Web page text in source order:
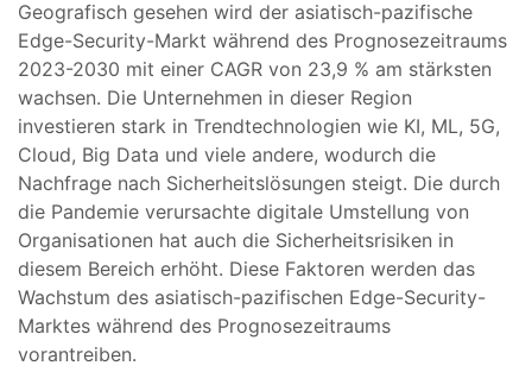
Geografisch gesehen wird der asiatisch-pazifische
Edge-Security-Markt während des Prognosezeitraums
2023-2030 mit einer CAGR von 23,9 % am stärksten
wachsen. Die Unternehmen in dieser Region
investieren stark in Trendtechnologien wie KI, ML, 5G,
Cloud, Big Data und viele andere, wodurch die
Nachfrage nach Sicherheitslösungen steigt. Die durch
die Pandemie verursachte digitale Umstellung von
Organisationen hat auch die Sicherheitsrisiken in
diesem Bereich erhöht. Diese Faktoren werden das
Wachstum des asiatisch-pazifischen Edge-Security-
Marktes während des Prognosezeitraums
vorantreiben.